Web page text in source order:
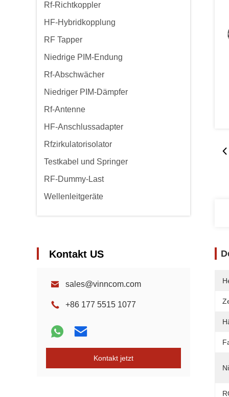
Rf-Richtkoppler
HF-Hybridkopplung
RF Tapper
Niedrige PIM-Endung
Rf-Abschwächer
Niedriger PIM-Dämpfer
Rf-Antenne
HF-Anschlussadapter
Rfzirkulatorisolator
Testkabel und Springer
RF-Dummy-Last
Wellenleitgeräte
Kontakt US
sales@vinncom.com
+86 177 5515 1077
Kontakt jetzt